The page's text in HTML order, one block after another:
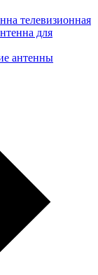
телевизионная
для
антенны